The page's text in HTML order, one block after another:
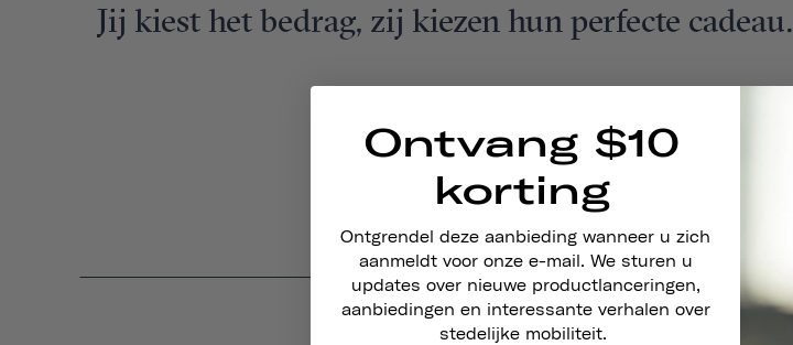
Jij kiest het bedrag, zij kiezen hun perfecte cadeau.
Ontvang $10
korting
Ontgrendel deze aanbieding wanneer u zich
aanmeldt voor onze e-mail. We sturen u
updates over nieuwe productlanceringen,
aanbiedingen en interessante verhalen over
stedelijke mobiliteit.